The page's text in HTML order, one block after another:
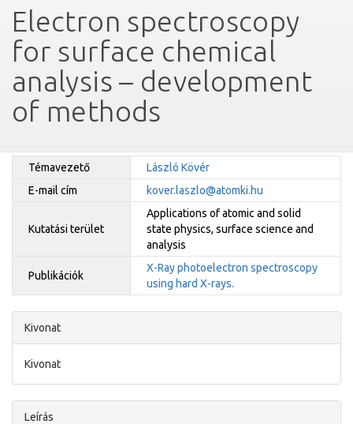
Electron spectroscopy
for surface chemical
analysis – development
of methods
Témavezető
László Kövér
E-mail cím
kover.laszlo@atomki.hu
Kutatási terület
Applications of atomic and solid
state physics, surface science and
analysis
Publikációk
X-Ray photoelectron spectroscopy
using hard X-rays.
Kivonat
Kivonat
Leírás